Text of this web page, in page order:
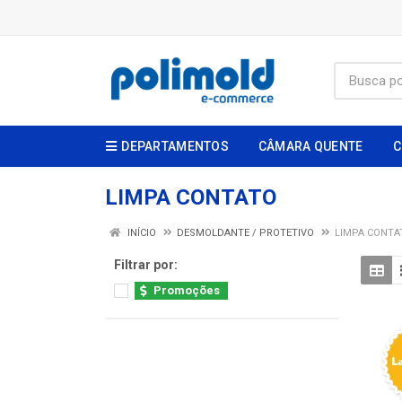
DEPARTAMENTOS CÂMARA QUENTE
LIMPA CONTATO
INÍCIO DESMOLDANTE / PROTETIVO LIMPA
Filtrar por:
Promoções